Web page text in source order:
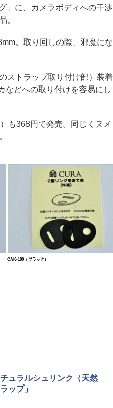
」に、カメラボディへの干渉
。
。取り回しの際、邪魔にな
ストラップ取り付け部）装着
などへの取り付けを容易にし
も368円で発売。同じくヌメ
CAK-100（ブラック）
ュラルシュリンク（天然
ップ」